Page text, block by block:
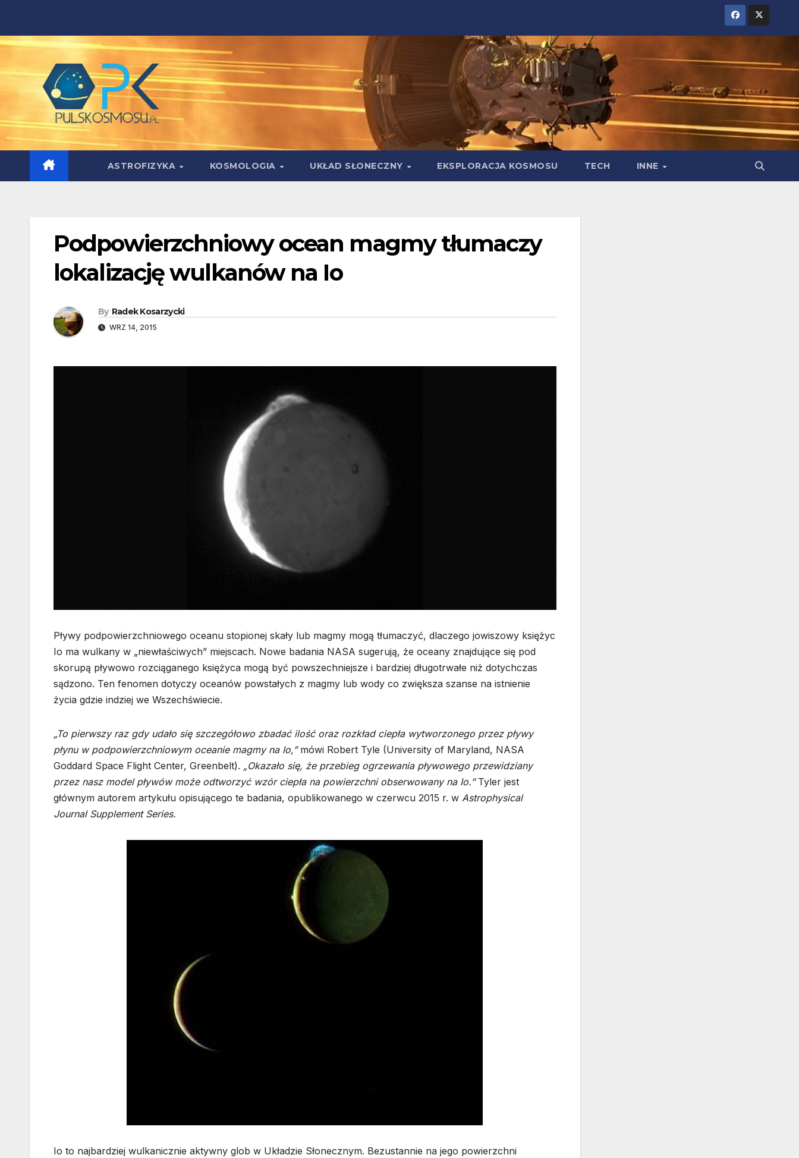
content
ASTROFIZYKA KOSMOLOGIA UKŁAD SŁONECZNY EKSPLORACJA KOSMOSU TECH INNE
Podpowierzchniowy ocean magmy tłumaczy
lokalizację wulkanów na Io
By Radek Kosarzycki
WRZ 14, 2015
Pływy podpowierzchniowego oceanu stopionej skały lub magmy mogą tłumaczyć, dlaczego jowiszowy księżyc
Io ma wulkany w „niewłaściwych” miejscach. Nowe badania NASA sugerują, że oceany znajdujące się pod
skorupą pływowo rozciąganego księżyca mogą być powszechniejsze i bardziej długotrwałe niż dotychczas
sądzono. Ten fenomen dotyczy oceanów powstałych z magmy lub wody co zwiększa szanse na istnienie
życia gdzie indziej we Wszechświecie.
„To pierwszy raz gdy udało się szczegółowo zbadać ilość oraz rozkład ciepła wytworzonego przez pływy
płynu w podpowierzchniowym oceanie magmy na Io,”mówi Robert Tyle (University of Maryland, NASA
Goddard Space Flight Center, Greenbelt). „Okazało się, że przebieg ogrzewania pływowego przewidziany
przez nasz model pływów może odtworzyć wzór ciepła na powierzchni obserwowany na Io.” Tyler jest
głównym autorem artykułu opisującego te badania, opublikowanego w czerwcu 2015 r. w Astrophysical
Journal Supplement Series.
Io to najbardziej wulkanicznie aktywny glob w Układzie Słonecznym. Bezustannie na jego powierzchni